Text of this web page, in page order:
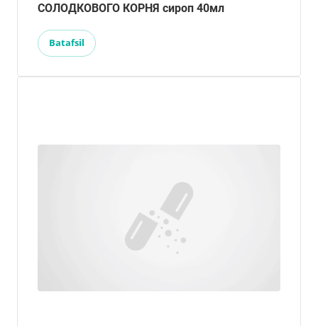
СОЛОДКОВОГО КОРНЯ сироп 40мл
Batafsil